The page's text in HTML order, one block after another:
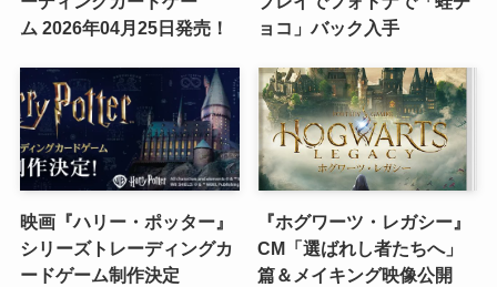
ム 2026年04月25日発売！
ョコ」バック入手
映画『ハリー・ポッター』
シリーズトレーディングカ
ードゲーム制作決定
『ホグワーツ・レガシー』
CM「選ばれし者たちへ」
篇＆メイキング映像公開